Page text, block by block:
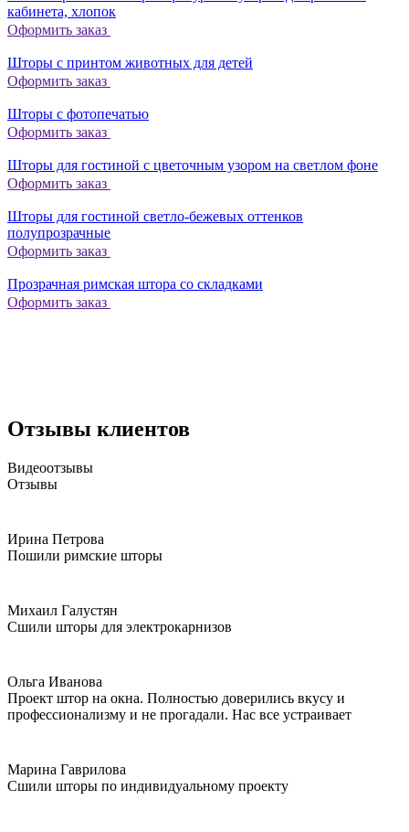
кабинета, хлопок
Оформить заказ
Шторы с принтом животных для детей
Оформить заказ
Шторы с фотопечатью
Оформить заказ
Шторы для гостиной с цветочным узором на светлом фоне
Оформить заказ
Шторы для гостиной светло-бежевых оттенков
полупрозрачные
Оформить заказ
Прозрачная римская штора со складками
Оформить заказ
Отзывы клиентов
Видеоотзывы
Отзывы
Ирина Петрова
Пошили римские шторы
Михаил Галустян
Сшили шторы для электрокарнизов
Ольга Иванова
Проект штор на окна. Полностью доверились вкусу и
профессионализму и не прогадали. Нас все устраивает
Марина Гаврилова
Сшили шторы по индивидуальному проекту